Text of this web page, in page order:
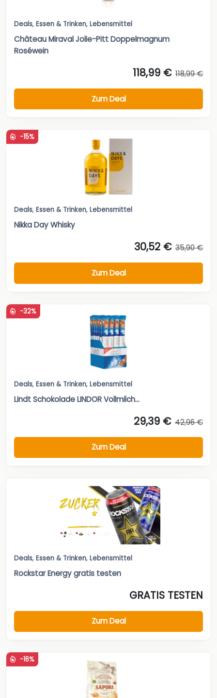
Deals, Essen & Trinken, Lebensmittel
Château Miraval Jolie-Pitt Doppelmagnum
Roséwein
118,99 € 118,99 €
Zum Deal
-15%
Deals, Essen & Trinken, Lebensmittel
Nikka Day Whisky
30,52 € 35,90 €
Zum Deal
-32%
Deals, Essen & Trinken, Lebensmittel
Lindt Schokolade LINDOR Vollmilch...
29,39 € 42,96 €
Zum Deal
Deals, Essen & Trinken, Lebensmittel
Rockstar Energy gratis testen
GRATIS TESTEN
Zum Deal
-16%